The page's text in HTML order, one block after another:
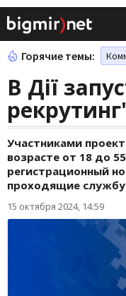
Горячие темы:
В Дії
Участниками
возрасте от 18 до
регистрационный
проходящие службу
15 октября 2024, 14:59